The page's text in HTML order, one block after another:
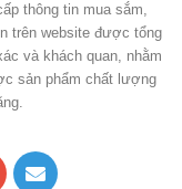
thông tin mua sắm,
trên website được tổng
và khách quan, nhằm
sản phẩm chất lượng
Mail